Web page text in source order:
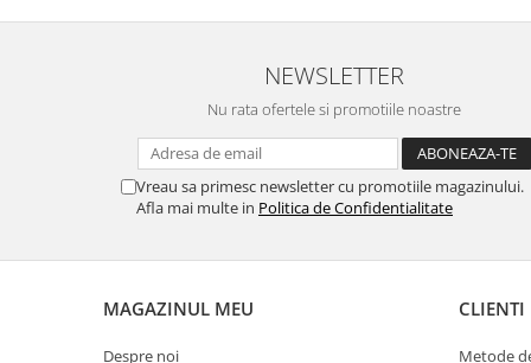
NEWSLETTER
Nu rata ofertele si promotiile noastre
Vreau sa primesc newsletter cu promotiile magazinului.
Afla mai multe in Politica de Confidentialitate
MAGAZINUL MEU
Despre noi
CLIENTI
Metode